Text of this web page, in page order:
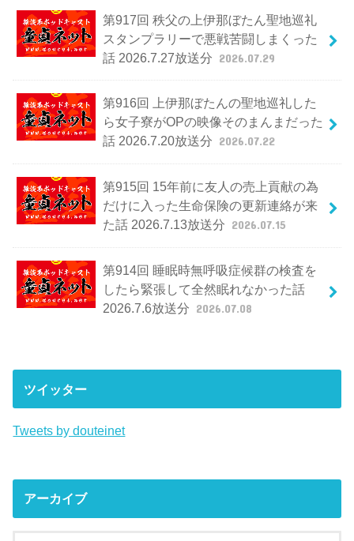
第917回 秩父の上伊那ぼたん聖地巡礼
スタンプラリーで悪戦苦闘しまくった
話 2026.7.27放送分 2026.07.29
第916回 上伊那ぼたんの聖地巡礼した
ら女子寮がOPの映像そのまんまだった
話 2026.7.20放送分 2026.07.22
第915回 15年前に友人の売上貢献の為
だけに入った生命保険の更新連絡が来
た話 2026.7.13放送分 2026.07.15
第914回 睡眠時無呼吸症候群の検査を
したら緊張して全然眠れなかった話
2026.7.6放送分 2026.07.08
ツイッター
Tweets by douteinet
アーカイブ